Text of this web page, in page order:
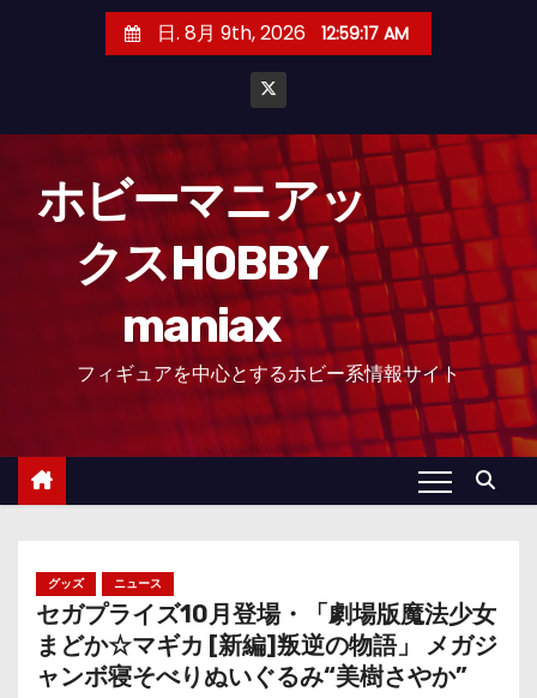
日. 8月 9th, 2026 12:59:18 AM
ホビーマニアッ
クスHOBBY
maniax
フィギュアを中心とするホビー系情報サイト
グッズ ニュース
セガプライズ10月登場・「劇場版魔法少女
まどか☆マギカ [新編]叛逆の物語」 メガジ
ャンボ寝そべりぬいぐるみ“美樹さやか”